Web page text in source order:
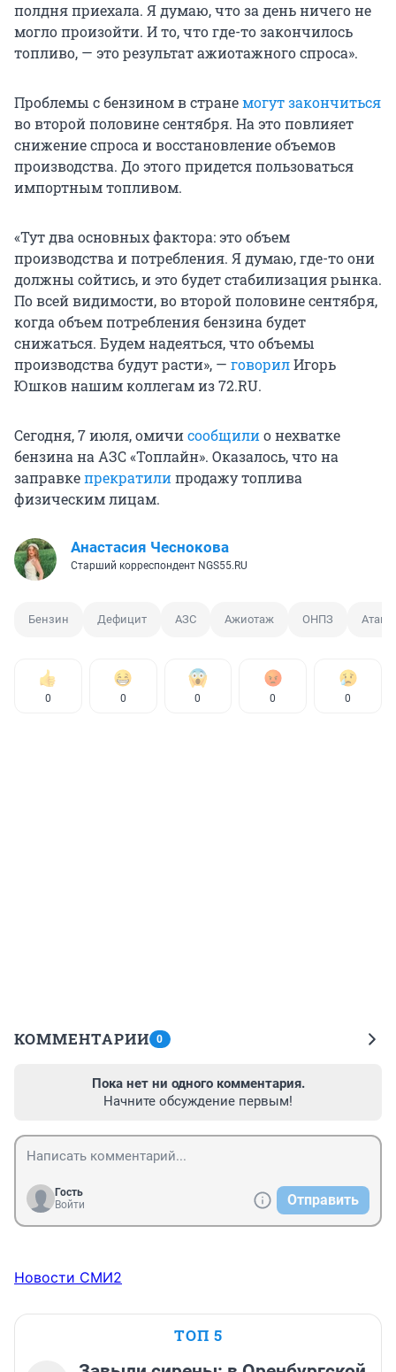
полдня приехала. Я думаю, что за день ничего не
могло произойти. И то, что где-то закончилось
топливо, — это результат ажиотажного спроса».
Проблемы с бензином в странемогут закончиться
во второй половине сентября. На это повлияет
снижение спроса и восстановление объемов
производства. До этого придется пользоваться
импортным топливом.
«Тут два основных фактора: это объем
производства и потребления. Я думаю, где-то они
должны сойтись, и это будет стабилизация рынка.
По всей видимости, во второй половине сентября,
когда объем потребления бензина будет
снижаться. Будем надеяться, что объемы
производства будут расти», — говорилИгорь
Юшков нашим коллегам из 72.RU.
Сегодня, 7 июля, омичисообщилио нехватке
бензина на АЗС «Топлайн». Оказалось, что на
заправкепрекратилипродажу топлива
физическим лицам.
Анастасия Чеснокова
Старший корреспондент NGS55.RU
Бензин Дефицит АЗС Ажиотаж ОНПЗ Атака
0 0 0 0 0
КОММЕНТАРИИ 0
Пока нет ни одного комментария.
Начните обсуждение первым!
Гость
Войти
Отправить
Новости СМИ2
ТОП 5